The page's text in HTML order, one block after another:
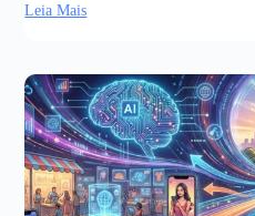
Leia Mais